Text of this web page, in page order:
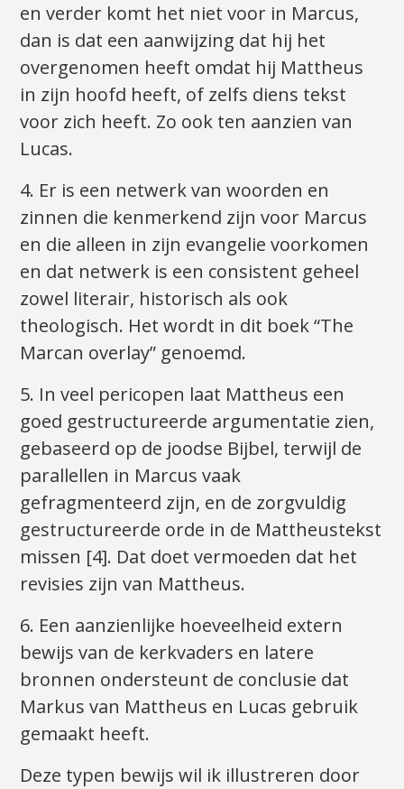
en verder komt het niet voor in Marcus,
dan is dat een aanwijzing dat hij het
overgenomen heeft omdat hij Mattheus
in zijn hoofd heeft, of zelfs diens tekst
voor zich heeft. Zo ook ten aanzien van
Lucas.
4. Er is een netwerk van woorden en
zinnen die kenmerkend zijn voor Marcus
en die alleen in zijn evangelie voorkomen
en dat netwerk is een consistent geheel
zowel literair, historisch als ook
theologisch. Het wordt in dit boek “The
Marcan overlay” genoemd.
5. In veel pericopen laat Mattheus een
goed gestructureerde argumentatie zien,
gebaseerd op de joodse Bijbel, terwijl de
parallellen in Marcus vaak
gefragmenteerd zijn, en de zorgvuldig
gestructureerde orde in de Mattheustekst
missen [4]. Dat doet vermoeden dat het
revisies zijn van Mattheus.
6. Een aanzienlijke hoeveelheid extern
bewijs van de kerkvaders en latere
bronnen ondersteunt de conclusie dat
Markus van Mattheus en Lucas gebruik
gemaakt heeft.
Deze typen bewijs wil ik illustreren door